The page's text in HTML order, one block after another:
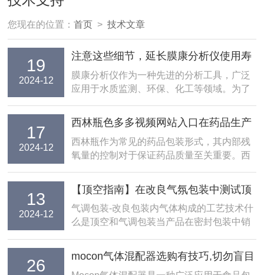
您现在的位置：首页 >技术文章
19
2024-12
注意这些细节，延长膜康分析仪使用寿
命
膜康分析仪作为一种先进的分析工具，广泛
应用于水质监测、环保、化工等领域。为了
17
2024-12
西林瓶色多多视频网站入口在药品生产
中的重要作用
西林瓶作为常见的药品包装形式，其内部残
氧量的控制对于保证药品质量至关重要。西
13
2024-12
【顶空指南】在改良气氛包装中测试顶
空气体 - 色多多在线观看工业智能
IMachine
气调包装-改良包装内气体构成的工艺技术什
么是顶空和气调包装当产品在密封包装中销
26
mocon气体混配器选购有技巧,切勿盲目